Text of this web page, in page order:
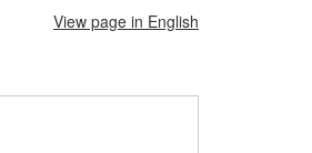
View page in English